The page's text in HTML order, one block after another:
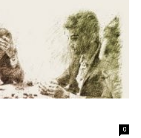
0